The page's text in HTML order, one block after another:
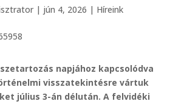
| jún 4, 2026 | Híreink
napjához kapcsolódva
visszatekintésre vártuk
július 3-án délután. A felvidéki